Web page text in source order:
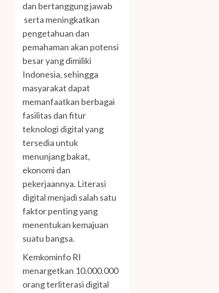
dan bertanggung jawab
serta meningkatkan
pengetahuan dan
pemahaman akan potensi
besar yang dimiliki
Indonesia, sehingga
masyarakat dapat
memanfaatkan berbagai
fasilitas dan fitur
teknologi digital yang
tersedia untuk
menunjang bakat,
ekonomi dan
pekerjaannya. Literasi
digital menjadi salah satu
faktor penting yang
menentukan kemajuan
suatu bangsa.
Kemkominfo RI
menargetkan 10.000.000
orang terliterasi digital